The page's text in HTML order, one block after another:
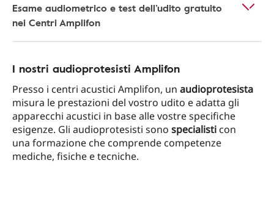
Esame audiometrico e test dell’udito gratuito
nei Centri Amplifon
I nostri audioprotesisti Amplifon
Presso i centri acustici Amplifon, un audioprotesista
misura le prestazioni del vostro udito e adatta gli
apparecchi acustici in base alle vostre specifiche
esigenze. Gli audioprotesisti sono specialisti con
una formazione che comprende competenze
mediche, fisiche e tecniche.